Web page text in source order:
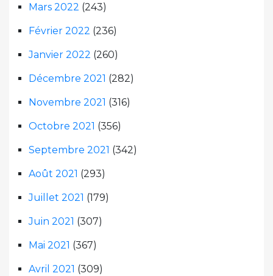
Mars 2022 (243)
Février 2022 (236)
Janvier 2022 (260)
Décembre 2021 (282)
Novembre 2021 (316)
Octobre 2021 (356)
Septembre 2021 (342)
Août 2021 (293)
Juillet 2021 (179)
Juin 2021 (307)
Mai 2021 (367)
Avril 2021 (309)